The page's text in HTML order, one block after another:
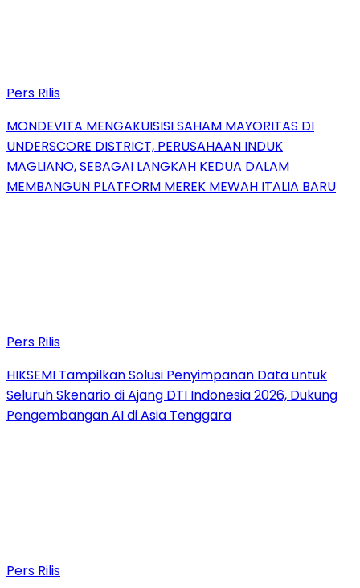
Pers Rilis
MONDEVITA MENGAKUISISI SAHAM MAYORITAS DI
UNDERSCORE DISTRICT, PERUSAHAAN INDUK
MAGLIANO, SEBAGAI LANGKAH KEDUA DALAM
MEMBANGUN PLATFORM MEREK MEWAH ITALIA BARU
Pers Rilis
HIKSEMI Tampilkan Solusi Penyimpanan Data untuk
Seluruh Skenario di Ajang DTI Indonesia 2026, Dukung
Pengembangan AI di Asia Tenggara
Pers Rilis